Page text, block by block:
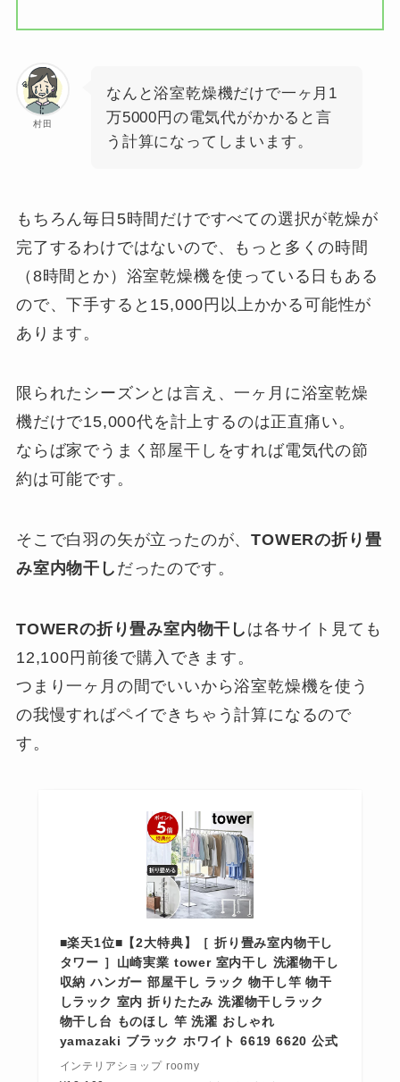
村田
なんと浴室乾燥機だけで一ヶ月1
万5000円の電気代がかかると言
う計算になってしまいます。
もちろん毎日5時間だけですべての選択が乾燥が
完了するわけではないので、もっと多くの時間
（8時間とか）浴室乾燥機を使っている日もある
ので、下手すると15,000円以上かかる可能性が
あります。
限られたシーズンとは言え、一ヶ月に浴室乾燥
機だけで15,000代を計上するのは正直痛い。
ならば家でうまく部屋干しをすれば電気代の節
約は可能です。
そこで白羽の矢が立ったのが、TOWERの折り畳
み室内物干し だったのです。
TOWERの折り畳み室内物干し は各サイト見ても
12,100円前後で購入できます。
つまり一ヶ月の間でいいから浴室乾燥機を使う
の我慢すればペイできちゃう計算になるので
す。
■楽天1位■【2大特典】［ 折り畳み室内物干し
タワー ］山崎実業 tower 室内干し 洗濯物干し
収納 ハンガー 部屋干し ラック 物干し竿 物干
しラック 室内 折りたたみ 洗濯物干しラック
物干し台 ものほし 竿 洗濯 おしゃれ
yamazaki ブラック ホワイト 6619 6620 公式
インテリアショップ roomy